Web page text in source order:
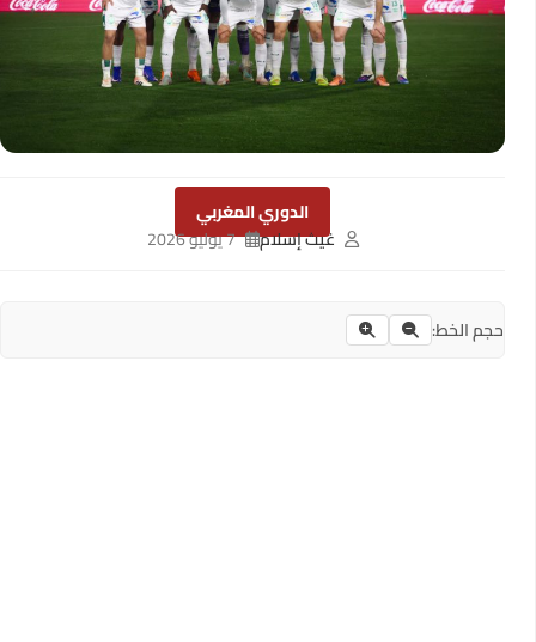
الدوري المغربي
غيث إسلام
7 يوليو 2026
حجم الخط: